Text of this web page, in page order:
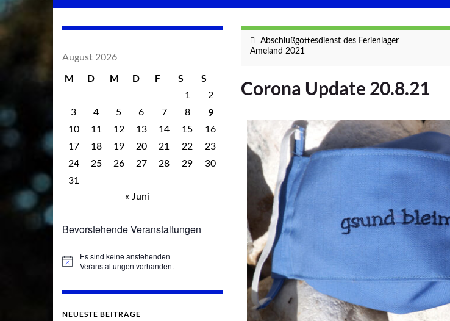
Abschlußgottesdienst des Ferienlager
Ameland 2021
Corona Update 20.8.21
August 2026
M D M D F S S
1
2
3
4 5 6 7 8 9
10 11 12 13 14 15
16
17
18 19 20 21 22
23
24
25 26 27 28 29
30
31
« Juni
Bevorstehende Veranstaltungen
Hinweis
Es sind keine anstehenden
Veranstaltungen vorhanden.
NEUESTE BEITRÄGE